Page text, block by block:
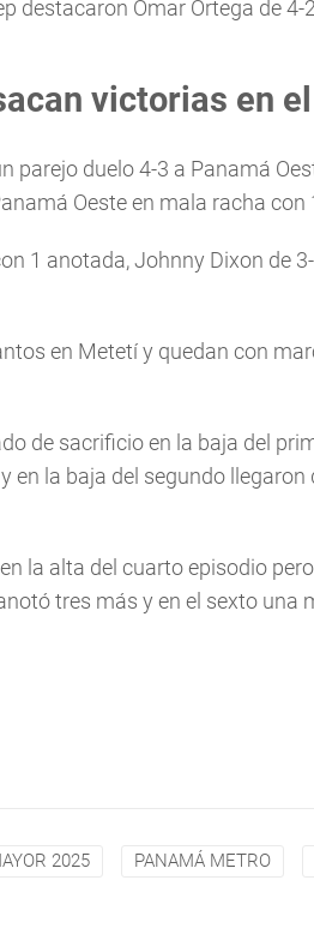
destacaron Omar Ortega de
victorias en
parejo duelo 4-3 a Panamá
Oeste en mala racha con
1 anotada, Johnny Dixon de
en Metetí y quedan con
de sacrificio en la baja del
en la baja del segundo
la alta del cuarto episodio
tres más y en el sexto una
2025 PANAMÁ METRO